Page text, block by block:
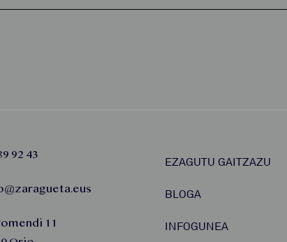
92 43
11
EZAGUTU GAITZAZU
BLOGA
INFOGUNEA